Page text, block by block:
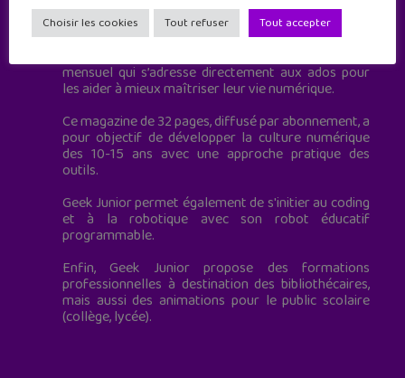
Geek Junior est le premier site de culture numérique
à destination des adolescents.
mensuel qui s’adresse directement aux ados pour
les aider à mieux maîtriser leur vie numérique.
Ce magazine de 32 pages, diffusé par abonnement, a
pour objectif de développer la culture numérique
des 10-15 ans avec une approche pratique des
outils.
Geek Junior permet également de s'initier au coding
et à la robotique avec son robot éducatif
programmable.
Enfin, Geek Junior propose des formations
professionnelles à destination des bibliothécaires,
mais aussi des animations pour le public scolaire
(collège, lycée).
Choisir les cookies Tout refuser Tout accepter